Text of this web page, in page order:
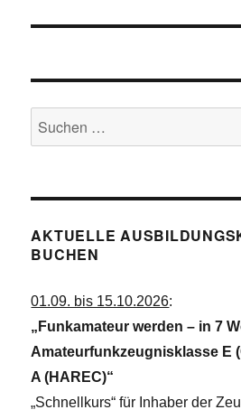
Suchen
nach:
AKTUELLE
BUCHEN
01.09. bis 15.10.2026:
„Funkamateur werden – in 7
Amateurfunkzeugnisklasse E
A (HAREC)“
„Schnellkurs“ für Inhaber der